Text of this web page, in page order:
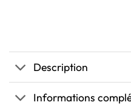
Description
Informations